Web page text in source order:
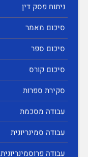
ניתוח פסק דין
סיכום מאמר
סיכום ספר
סיכום קורס
סקירת ספרות
עבודה מסכמת
עבודה סמינריונית
עבודה פרוסמינריונית